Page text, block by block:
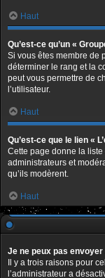
Haut
Qu’est-ce qu’un «
Si vous êtes membre de
déterminer le rang et la
peut vous permettre de
l’utilisateur.
Haut
Qu’est-ce que le lien «
Cette page donne la
administrateurs et
qu’ils modèrent.
Haut
Je ne peux pas
Il y a trois raisons pour
l’administrateur a